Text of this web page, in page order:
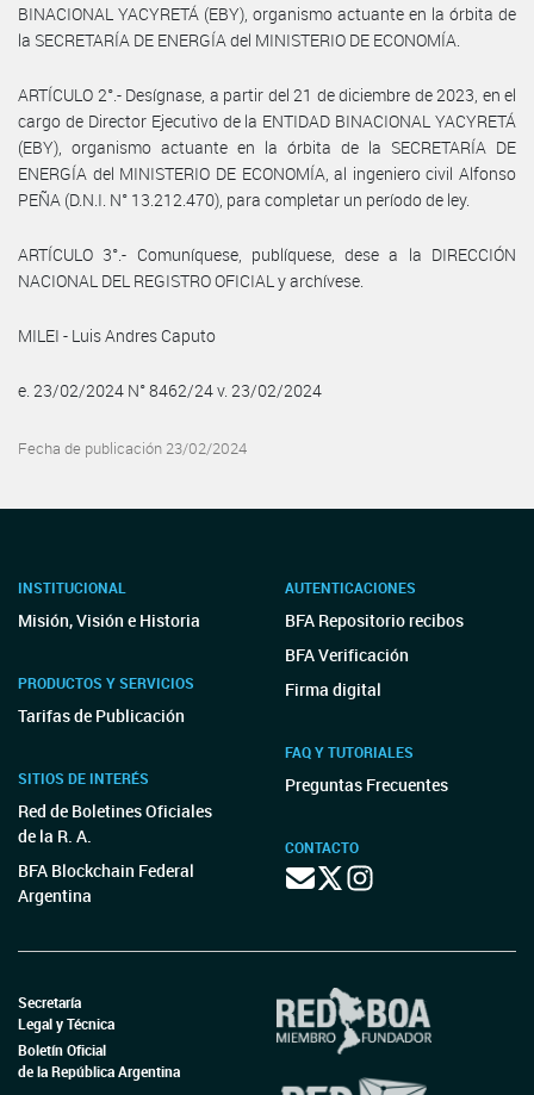
BINACIONAL YACYRETÁ (EBY), organismo actuante en la órbita de
la SECRETARÍA DE ENERGÍA del MINISTERIO DE ECONOMÍA.
ARTÍCULO 2°.- Desígnase, a partir del 21 de diciembre de 2023, en el
cargo de Director Ejecutivo de la ENTIDAD BINACIONAL YACYRETÁ
(EBY), organismo actuante en la órbita de la SECRETARÍA DE
ENERGÍA del MINISTERIO DE ECONOMÍA, al ingeniero civil Alfonso
PEÑA (D.N.I. N° 13.212.470), para completar un período de ley.
ARTÍCULO 3°.- Comuníquese, publíquese, dese a la DIRECCIÓN
NACIONAL DEL REGISTRO OFICIAL y archívese.
MILEI - Luis Andres Caputo
e. 23/02/2024 N° 8462/24 v. 23/02/2024
Fecha de publicación 23/02/2024
INSTITUCIONAL
Misión, Visión e Historia
PRODUCTOS Y SERVICIOS
Tarifas de Publicación
SITIOS DE INTERÉS
Red de Boletines Oficiales
de la R. A.
BFA Blockchain Federal
Argentina
AUTENTICACIONES
BFA Repositorio recibos
BFA Verificación
Firma digital
FAQ Y TUTORIALES
Preguntas Frecuentes
CONTACTO
Secretaría
Legal y Técnica
Boletín Oficial
de la República Argentina